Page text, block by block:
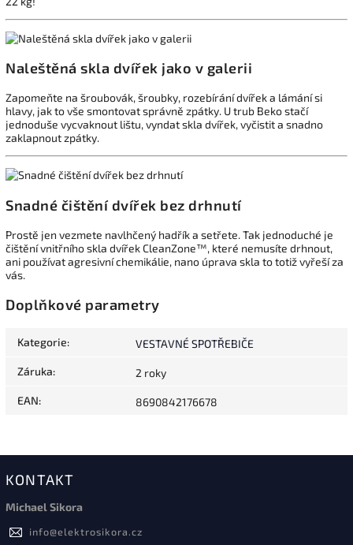
Naleštěná skla dvířek jako v galerii
Zapomeňte na šroubovák, šroubky, rozebírání dvířek a lámání si
hlavy, jak to vše smontovat správně zpátky. U trub Beko stačí
jednoduše vycvaknout lištu, vyndat skla dvířek, vyčistit a snadno
zaklapnout zpátky.
Snadné čištění dvířek bez drhnutí
Prostě jen vezmete navlhčený hadřík a setřete. Tak jednoduché je
čištění vnitřního skla dvířek CleanZone™, které nemusíte drhnout,
ani používat agresivní chemikálie, nano úprava skla to totiž vyřeší za
vás.
Doplňkové parametry
Kategorie: VESTAVNÉ SPOTŘEBIČE
Záruka: 2 roky
EAN: 8690842176678
KONTAKT
Michael Sikora
info@elektrosikora.cz